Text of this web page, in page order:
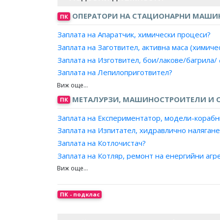
ПК ОПЕРАТОРИ НА СТАЦИОНАРНИ
Заплата на Апаратчик, химически процеси?
Заплата на Заготвител, активна маса
Заплата на Изготвител, бои/лакове/
Заплата на Лепилоприготвител?
Заплата на Машинен оператор, експандерист?
Заплата на Машинен оператор, изготвител
Заплата на Машинен оператор, изготвител
Заплата на Машинен оператор, мелене
Заплата на Машинен оператор,
Заплата на Машинен оператор, разбиване
Заплата на Машинен оператор, размесване
Заплата на Машинен оператор, смесване в
Заплата на Машинен оператор, смеси и
Заплата на Машинен оператор, стриване в
ПК МЕТАЛУРЗИ, МАШИНОСТРОИТЕЛИ И
Заплата на Експериментатор, модели-
Заплата на Изпитател, хидравлично
Заплата на Котлочистач?
Заплата на Котляр, ремонт на енергийни
Заплата на Механик, горскостопански машини?
Заплата на Механик, машинни инструменти?
ПК - подклас